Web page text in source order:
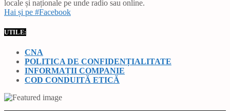
locale și naționale pe unde radio sau online.
Hai și pe #Facebook
UTILE:
CNA
POLITICA DE CONFIDENȚIALITATE
INFORMAȚII COMPANIE
COD CONDUITĂ ETICĂ